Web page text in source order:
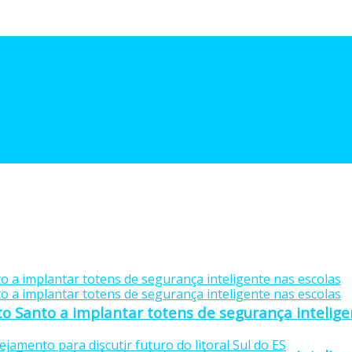
Santo a implantar totens de segurança